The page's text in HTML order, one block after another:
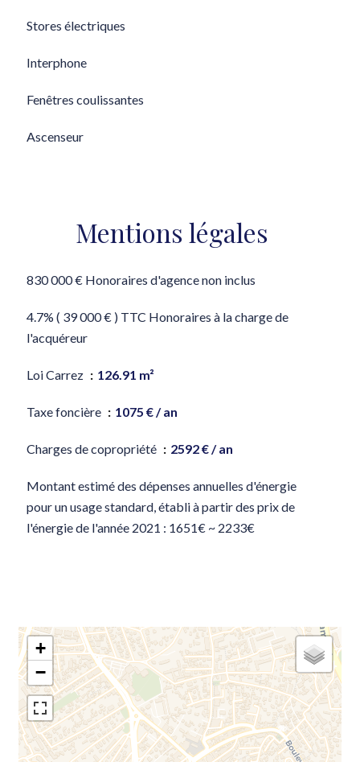
Stores électriques
Interphone
Fenêtres coulissantes
Ascenseur
Mentions légales
830 000 € Honoraires d'agence non inclus
4.7% ( 39 000 € ) TTC Honoraires à la charge de
l'acquéreur
Loi Carrez 126.91 m²
Taxe foncière 1075 € / an
Charges de copropriété 2592 € / an
Montant estimé des dépenses annuelles d'énergie
pour un usage standard, établi à partir des prix de
l'énergie de l'année 2021 : 1651€ ~ 2233€
+
−